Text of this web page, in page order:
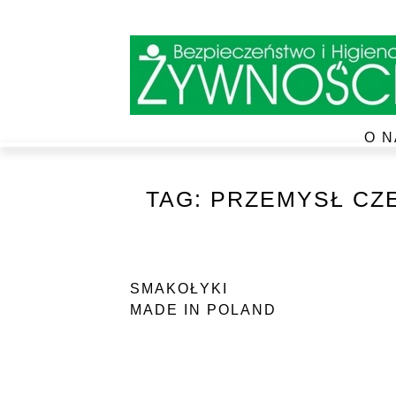
O
TAG: PRZEMYSŁ
SMAKOŁYKI
MADE IN POLAND